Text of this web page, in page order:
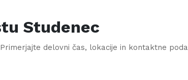
Studenec
delovni čas, lokacije in kontaktne